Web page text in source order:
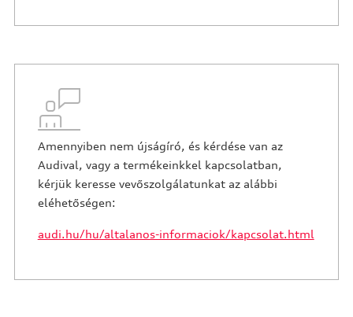
Amennyiben nem újságíró, és kérdése van az
Audival, vagy a termékeinkkel kapcsolatban,
kérjük keresse vevőszolgálatunkat az alábbi
eléhetőségen:
audi.hu/hu/altalanos-informaciok/kapcsolat.html